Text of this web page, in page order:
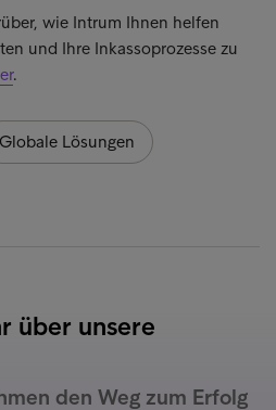
wie Intrum Ihnen helfen
und Ihre Inkassoprozesse zu
.
Globale Lösungen
über unsere
den Weg zum Erfolg